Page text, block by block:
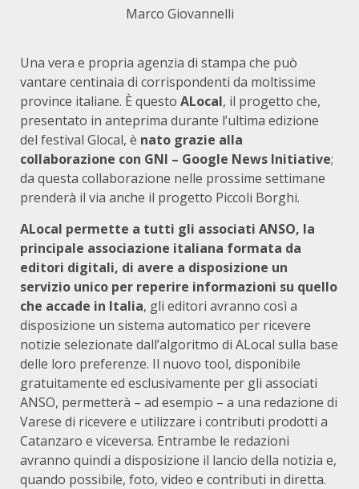
Marco Giovannelli
Una vera e propria agenzia di stampa che può
vantare centinaia di corrispondenti da moltissime
province italiane. È questo ALocal, il progetto che,
presentato in anteprima durante l’ultima edizione
del festival Glocal, è nato grazie alla
collaborazione con GNI – Google News Initiative;
da questa collaborazione nelle prossime settimane
prenderà il via anche il progetto Piccoli Borghi.
ALocal permette a tutti gli associati ANSO, la
principale associazione italiana formata da
editori digitali, di avere a disposizione un
servizio unico per reperire informazioni su quello
che accade in Italia, gli editori avranno così a
disposizione un sistema automatico per ricevere
notizie selezionate dall’algoritmo di ALocal sulla base
delle loro preferenze. Il nuovo tool, disponibile
gratuitamente ed esclusivamente per gli associati
ANSO, permetterà – ad esempio – a una redazione di
Varese di ricevere e utilizzare i contributi prodotti a
Catanzaro e viceversa. Entrambe le redazioni
avranno quindi a disposizione il lancio della notizia e,
quando possibile, foto, video e contributi in diretta.